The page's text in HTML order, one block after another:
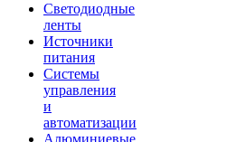
Светодиодные
ленты
Источники
питания
Системы
управления
и
автоматизации
Алюминиевые